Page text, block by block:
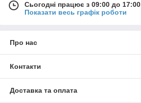
Сьогодні працює з 09:00 до 17:00
Показати весь графік роботи
Про нас
Контакти
Доставка та оплата